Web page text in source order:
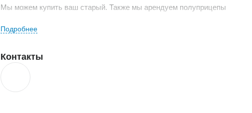
Мы можем купить ваш старый. Также мы арендуем полуприцепы
Подробнее
Контакты